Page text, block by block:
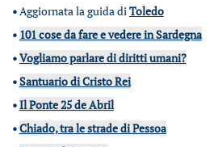
•Aggiornata la guida diToledo
• 101 cose da fare e vedere in Sardegna
•Vogliamo parlare di diritti umani?
•Santuario di Cristo Rei
•Il Ponte 25 de Abril
•Chiado, tra le strade di Pessoa